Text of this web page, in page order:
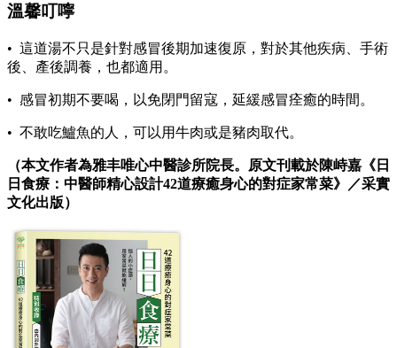
溫馨叮嚀
• 這道湯不只是針對感冒後期加速復原，對於其他疾病、手術
後、產後調養，也都適用。
• 感冒初期不要喝，以免閉門留寇，延緩感冒痊癒的時間。
• 不敢吃鱸魚的人，可以用牛肉或是豬肉取代。
（本文作者為雅丰唯心中醫診所院長。原文刊載於陳峙嘉《日
日食療：中醫師精心設計42道療癒身心的對症家常菜》／采實
文化出版）